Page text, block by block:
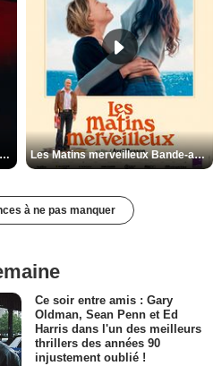
Les Silences de Riyad Bande-annonce VO STFR Les Matins merveilleux Bande-annonce VF
à ne pas manquer
Ce soir entre amis : Gary
Oldman, Sean Penn et Ed
Harris dans l'un des meilleurs
thrillers des années 90
injustement oublié !